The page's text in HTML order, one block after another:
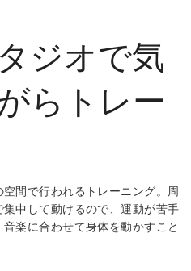
ジオで気
らトレー
間で行われるトレーニング。周
中して動けるので、運動が苦手
楽に合わせて身体を動かすこと